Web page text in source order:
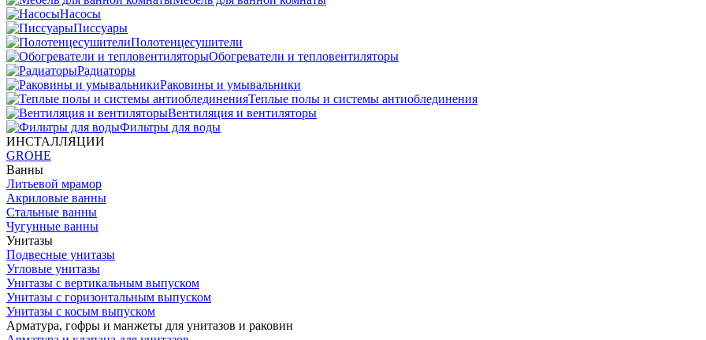
Насосы
Писсуары
Полотенцесушители
Обогреватели и тепловентиляторы
Радиаторы
Раковины и умывальники
Теплые полы и системы антиоблединения
Вентиляция и вентиляторы
Фильтры для воды
ИНСТАЛЛЯЦИИ
GROHE
Ванны
Литьевой мрамор
Акриловые ванны
Стальные ванны
Чугунные ванны
Унитазы
Подвесные унитазы
Угловые унитазы
Унитазы с вертикальным выпуском
Унитазы с горизонтальным выпуском
Унитазы с косым выпуском
Арматура, гофры и манжеты для унитазов и раковин